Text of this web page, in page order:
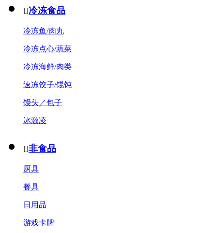
冷冻食品
冷冻鱼/肉丸
冷冻点心/蔬菜
冷冻海鲜/肉类
速冻饺子/馄饨
馒头／包子
冰激凌
非食品
厨具
餐具
日用品
游戏卡牌